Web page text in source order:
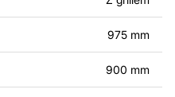
produktów
projektów. Należy
lub udostępnianie
plików jest
975 mm
900 mm